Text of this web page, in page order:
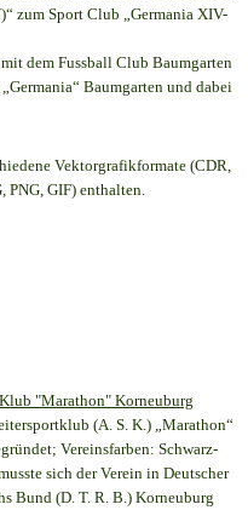
zum Sport Club „Germania XIV-
dem Fussball Club Baumgarten
Baumgarten und dabei
Vektorgrafikformate (CDR,
PNG, GIF) enthalten.
"Marathon" Korneuburg
(A. S. K.) „Marathon“
Vereinsfarben: Schwarz-
sich der Verein in Deutscher
Bund (D. T. R. B.) Korneuburg